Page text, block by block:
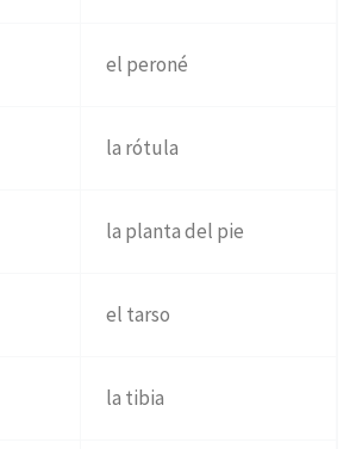
el peroné
la rótula
la planta del pie
el tarso
la tibia